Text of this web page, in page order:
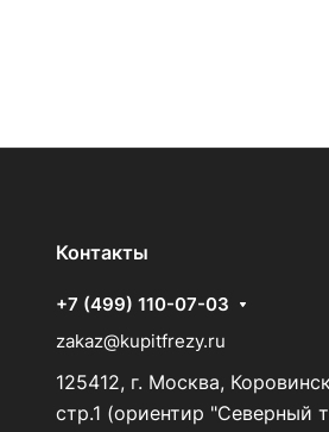
Контакты
+7 (499) 110-07-03
zakaz@kupitfrezy.ru
125412, г. Москва,
стр.1 (ориентир "Северный